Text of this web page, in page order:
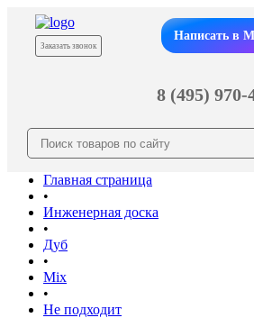
Заказать звонок
Написать в
8 (495) 970-
Главная страница
•
Инженерная доска
•
Дуб
•
Mix
•
Не подходит